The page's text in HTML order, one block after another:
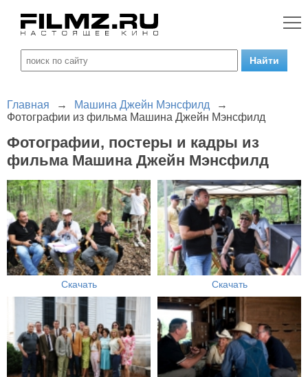
Главная → Машина Джейн Мэнсфилд
→
Фотографии из фильма Машина Джейн Мэнсфилд
Фотографии, постеры и кадры из
фильма Машина Джейн Мэнсфилд
Скачать Скачать